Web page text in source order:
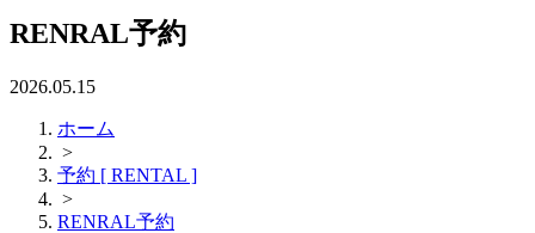
RENRAL予約
2026.05.15
ホーム
>
予約 [ RENTAL ]
>
RENRAL予約